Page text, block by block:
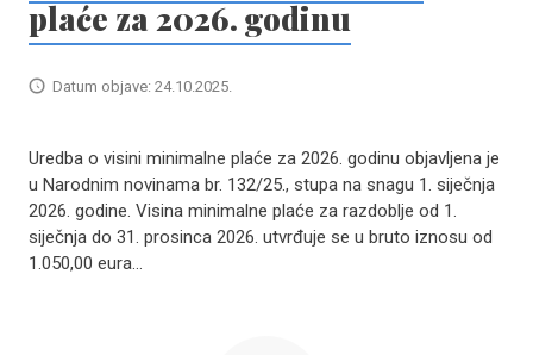
plaće za 2026. godinu
Datum objave: 24.10.2025.
Uredba o visini minimalne plaće za 2026. godinu objavljena je
u Narodnim novinama br. 132/25., stupa na snagu 1. siječnja
2026. godine. Visina minimalne plaće za razdoblje od 1.
siječnja do 31. prosinca 2026. utvrđuje se u bruto iznosu od
1.050,00 eura...